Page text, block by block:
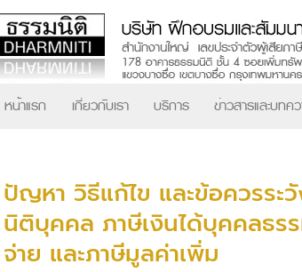
หน้าแรก เกี่ยวกับเรา บริการ ข่าวสารและบทค
ปัญหา วิธีแก้ไข และข้อควรระ
นิติบุคคล ภาษีเงินได้บุคคลธร
จ่าย และภาษีมูลค่าเพิ่ม